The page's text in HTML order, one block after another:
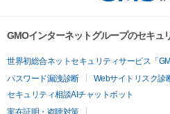
GMOインターネットグループのセキュ
世界初総合ネットセキュリティサービス「
パスワード漏洩診断
Webサイトリスク診
セキュリティ相談AIチャットボット
実在証明・盗聴対策